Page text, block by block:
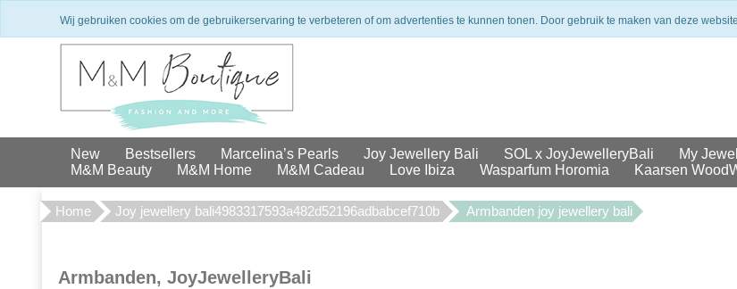
Winkel in Den Haag Exclusieve merken Veilig betalen Uit voorraad
New Bestsellers Marcelina’s Pearls Joy Jewellery Bali SOL x JoyJewelleryBali My
M&M Beauty
M&M Home M&M Cadeau Love Ibiza Wasparfum Horomia Kaarsen
Home Joy jewellery bali4983317593a482d52196adbabcef710b Armbanden joy jewellery bali
Armbanden, JoyJewelleryBali
Wij gebruiken cookies om de gebruikerservaring te verbeteren of om advertenties te kunnen tonen. Door gebruik te maken van deze